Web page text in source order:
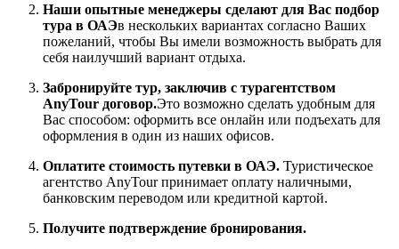
Наши опытные менеджеры сделают для Вас подбор
тура в ОАЭв нескольких вариантах согласно Ваших
пожеланий, чтобы Вы имели возможность выбрать для
себя наилучший вариант отдыха.
Забронируйте тур, заключив с турагентством
AnyTour договор.Это возможно сделать удобным для
Вас способом: оформить все онлайн или подъехать для
оформления в один из наших офисов.
Оплатите стоимость путевки в ОАЭ. Туристическое
агентство AnyTour принимает оплату наличными,
банковским переводом или кредитной картой.
Получите подтверждение бронирования.